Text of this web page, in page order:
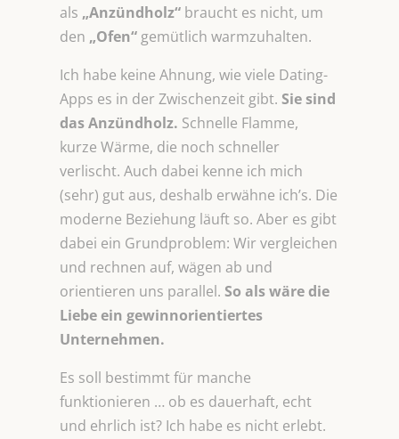
als „Anzündholz“ braucht es nicht, um
den „Ofen“ gemütlich warmzuhalten.
Ich habe keine Ahnung, wie viele Dating-
Apps es in der Zwischenzeit gibt.Sie sind
das Anzündholz. Schnelle Flamme,
kurze Wärme, die noch schneller
verlischt. Auch dabei kenne ich mich
(sehr) gut aus, deshalb erwähne ich’s. Die
moderne Beziehung läuft so. Aber es gibt
dabei ein Grundproblem: Wir vergleichen
und rechnen auf, wägen ab und
orientieren uns parallel.So als wäre die
Liebe ein gewinnorientiertes
Unternehmen.
Es soll bestimmt für manche
funktionieren … ob es dauerhaft, echt
und ehrlich ist? Ich habe es nicht erlebt.